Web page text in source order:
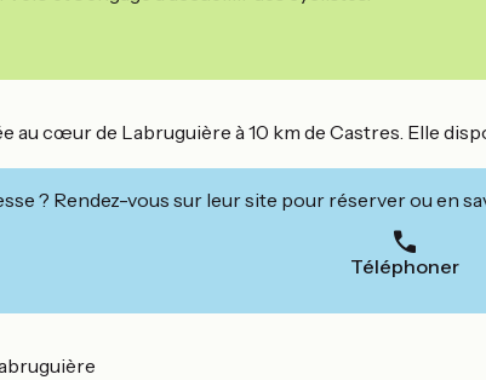
au cœur de Labruguière à 10 km de Castres. Elle
? Rendez-vous sur leur site pour réserver ou en
Téléphoner